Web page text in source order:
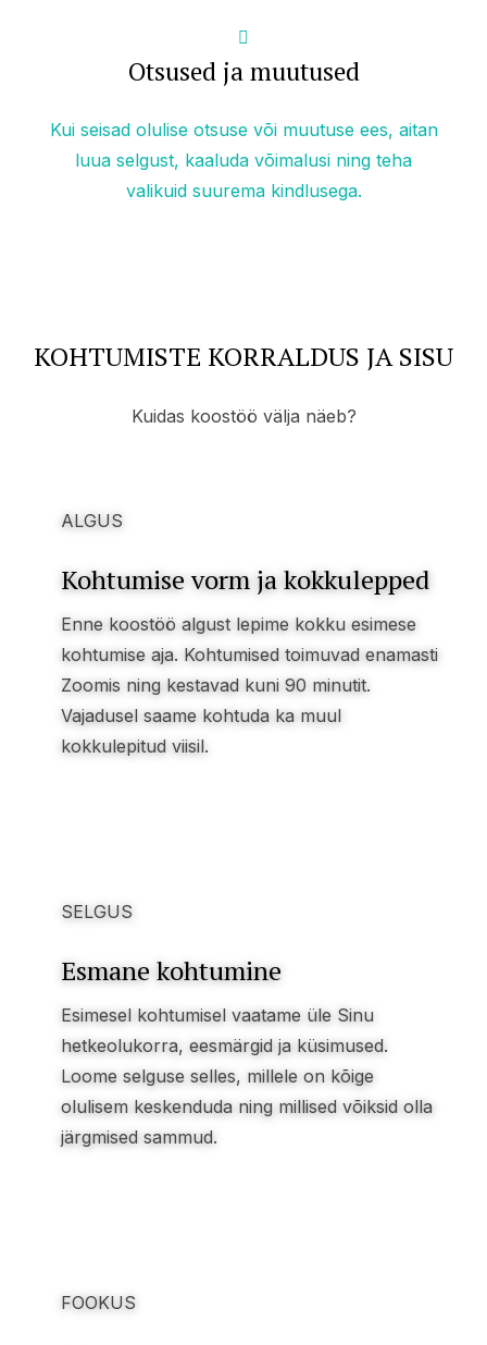
Otsused ja muutused
Kui seisad olulise otsuse või muutuse ees, aitan
luua selgust, kaaluda võimalusi ning teha
valikuid suurema kindlusega.
KOHTUMISTE KORRALDUS JA SISU
Kuidas koostöö välja näeb?
ALGUS
Kohtumise vorm ja kokkulepped
Enne koostöö algust lepime kokku esimese
kohtumise aja. Kohtumised toimuvad enamasti
Zoomis ning kestavad kuni 90 minutit.
Vajadusel saame kohtuda ka muul
kokkulepitud viisil.
SELGUS
Esmane kohtumine
Esimesel kohtumisel vaatame üle Sinu
hetkeolukorra, eesmärgid ja küsimused.
Loome selguse selles, millele on kõige
olulisem keskenduda ning millised võiksid olla
järgmised sammud.
FOOKUS